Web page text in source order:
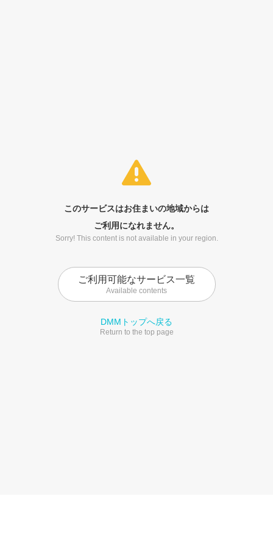
このサービスはお住まいの地域からは
ご利用になれません。
Sorry! This content is not available in your region.
ご利用可能なサービス一覧
Available contents
DMMトップへ戻る
Return to the top page